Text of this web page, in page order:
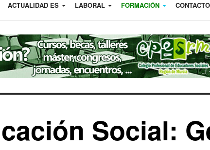
ACTUALIDAD ES LABORAL FORMACIÓN CONTACTO
Social: